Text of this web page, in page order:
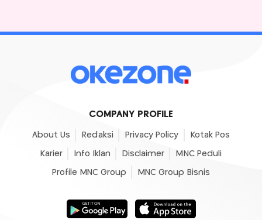
COMPANY PROFILE
About Us Redaksi Privacy Policy Kotak Pos
Karier Info Iklan Disclaimer MNC Peduli
Profile MNC Group MNC Group Bisnis